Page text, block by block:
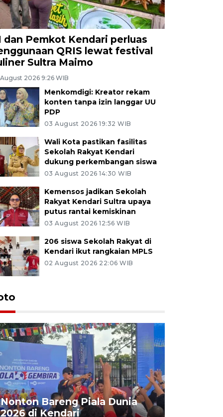
dan Pemkot Kendari perluas
QRIS lewat festival
Sultra Maimo
2026 9:26 WIB
Menkomdigi: Kreator rekam
konten tanpa izin langgar UU
PDP
03 August 2026 19:32 WIB
Wali Kota pastikan fasilitas
Sekolah Rakyat Kendari
dukung perkembangan siswa
03 August 2026 14:30 WIB
Kemensos jadikan Sekolah
Rakyat Kendari Sultra upaya
putus rantai kemiskinan
03 August 2026 12:56 WIB
206 siswa Sekolah Rakyat di
Kendari ikut rangkaian MPLS
02 August 2026 22:06 WIB
Nonton Bareng Piala Dunia
2026 di Kendari